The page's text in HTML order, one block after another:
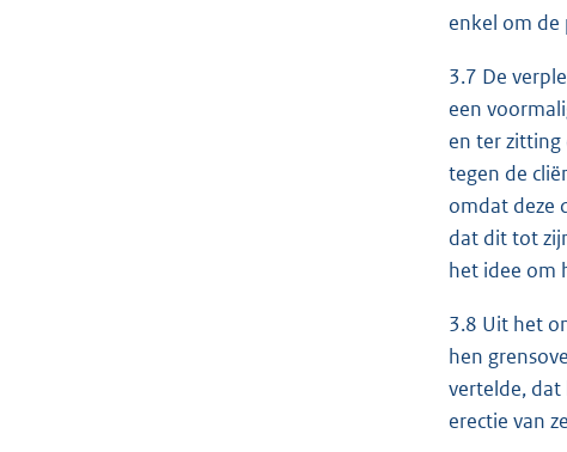
enkel om de
3.7 De
een
en ter zitting
tegen de
omdat deze
dat dit tot
het idee om
3.8 Uit het
hen
vertelde, dat
erectie van